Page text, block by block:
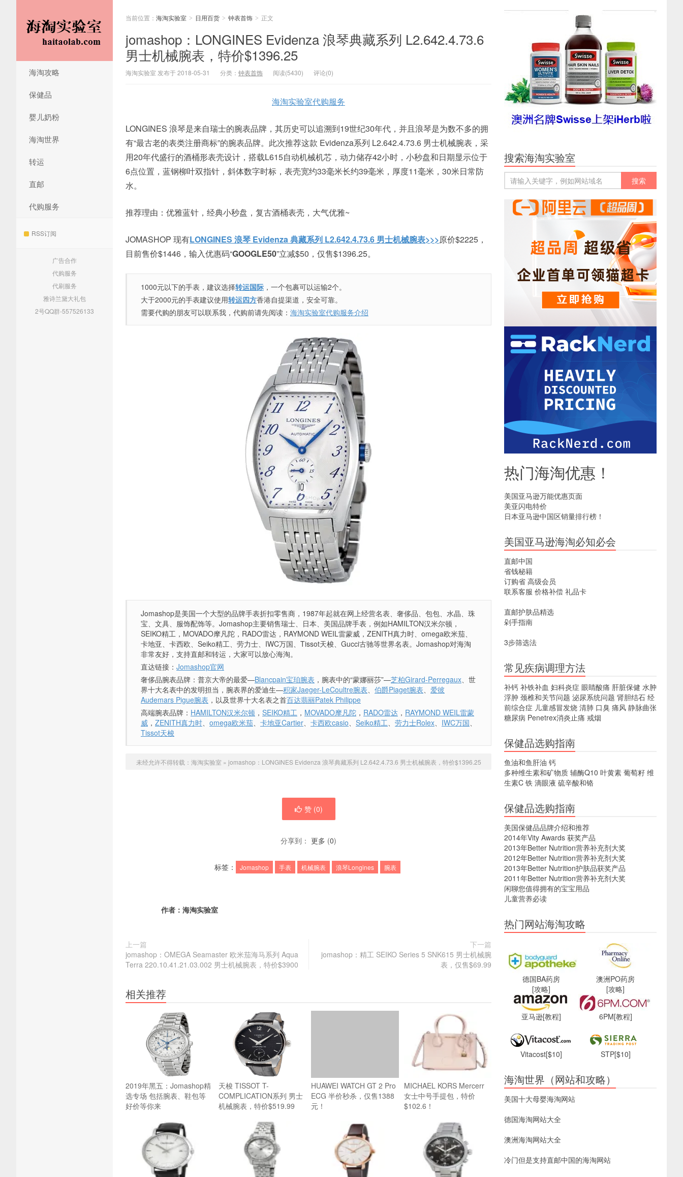
海淘攻略
保健品
婴儿奶粉
海淘世界
转运
直邮
代购服务
RSS订阅
广告合作
代购服务
代刷服务
雅诗兰黛大礼包
2号QQ群-557526133
当前位置： 海淘实验室 > 日用百货 > 钟表首饰 > 正文
jomashop：LONGINES Evidenza 浪琴典藏系列 L2.642.4.73.6
男士机械腕表，特价$1396.25
海淘实验室 发布于 2018-05-31 分类： 钟表首饰 阅读(5430) 评论(0)
海淘实验室代购服务
LONGINES 浪琴是来自瑞士的腕表品牌，其历史可以追溯到19世纪30年代，并且浪琴是为数不多的拥
有“最古老的表类注册商标”的腕表品牌。此次推荐这款 Evidenza系列 L2.642.4.73.6 男士机械腕表，采
用20年代盛行的酒桶形表壳设计，搭载L615自动机械机芯，动力储存42小时，小秒盘和日期显示位于
6点位置，蓝钢柳叶双指针，斜体数字时标，表壳宽约33毫米长约39毫米，厚度11毫米，30米日常防
水。
推荐理由：优雅蓝针，经典小秒盘，复古酒桶表壳，大气优雅~
JOMASHOP 现有LONGINES 浪琴 Evidenza 典藏系列 L2.642.4.73.6 男士机械腕表>>>原价$2225，
目前售价$1446，输入优惠码“GOOGLE50”立减$50，仅售$1396.25。
1000元以下的手表，建议选择转运国际 ，一个包裹可以运输2个。
大于2000元的手表建议使用转运四方香港自提渠道，安全可靠。
需要代购的朋友可以联系我，代购前请先阅读： 海淘实验室代购服务介绍
Jomashop是美国一个大型的品牌手表折扣零售商，1987年起就在网上经营名表、奢侈品、包包、水晶、珠
宝、文具、服饰配饰等。Jomashop主要销售瑞士、日本、美国品牌手表，例如HAMILTON汉米尔顿，
SEIKO精工，MOVADO摩凡陀，RADO雷达，RAYMOND WEIL雷蒙威，ZENITH真力时、omega欧米茄、
卡地亚、卡西欧、Seiko精工、劳力士、IWC万国、Tissot天梭、Gucci古驰等世界名表。Jomashop对海淘
非常友好，支持直邮和转运，大家可以放心海淘。
直达链接： Jomashop官网
奢侈品腕表品牌：普京大帝的最爱—Blancpain宝珀腕表 ，腕表中的“蒙娜丽莎”—芝柏Girard-Perregaux、世
界十大名表中的发明担当，腕表界的爱迪生—积家Jaeger-LeCoultre腕表、 伯爵Piaget腕表、 爱彼
Audemars Pigue腕表 ，以及世界十大名表之首百达翡丽Patek Philippe
高端腕表品牌： HAMILTON汉米尔顿 ， SEIKO精工 ， MOVADO摩凡陀 ， RADO雷达 ， RAYMOND WEIL雷蒙
威 ， ZENITH真力时、 omega欧米茄、 卡地亚Cartier、 卡西欧casio、 Seiko精工、 劳力士Rolex、 IWC万国、
Tissot天梭
未经允许不得转载： 海淘实验室 » jomashop：LONGINES Evidenza 浪琴典藏系列 L2.642.4.73.6 男士机械腕表，特价$1396.25
赞 (0)
分享到： 更多 (0)
标签： Jomashop 手表 机械腕表 浪琴Longines 腕表
作者： 海淘实验室
上一篇
jomashop：OMEGA Seamaster 欧米茄海马系列 Aqua
Terra 220.10.41.21.03.002 男士机械腕表，特价$3900
下一篇
jomashop：精工 SEIKO Series 5 SNK615 男士机械腕
表，仅售$69.99
相关推荐
2019年黑五：Jomashop精
选专场 包括腕表、鞋包等
好价等你来
天梭 TISSOT T-
COMPLICATION系列 男士
机械腕表，特价$519.99
HUAWEI WATCH GT 2 Pro
ECG 半价秒杀，仅售1388
元！
MICHAEL KORS Mercerr
女士中号手提包，特价
$102.6！
搜索海淘实验室
热门海淘优惠！
美国亚马逊万能优惠页面
美亚闪电特价
日本亚马逊中国区销量排行榜！
美国亚马逊海淘必知必会
直邮中国
省钱秘籍
订购省 高级会员
联系客服 价格补偿 礼品卡
直邮护肤品精选
剁手指南
3步筛选法
常见疾病调理方法
补钙 补铁补血 妇科炎症 眼睛酸痛 肝脏保健 水肿
浮肿 颈椎和关节问题 泌尿系统问题 肾胆结石 经
前综合症 儿童感冒发烧 清肺 口臭 痛风 静脉曲张
糖尿病 Penetrex消炎止痛 戒烟
保健品选购指南
鱼油和鱼肝油 钙
多种维生素和矿物质 辅酶Q10 叶黄素 葡萄籽 维
生素C 铁 滴眼液 硫辛酸和铬
保健品选购指南
美国保健品品牌介绍和推荐
2014年Vity Awards 获奖产品
2013年Better Nutrition营养补充剂大奖
2012年Better Nutrition营养补充剂大奖
2013年Better Nutrition护肤品获奖产品
2011年Better Nutrition营养补充剂大奖
闲聊您值得拥有的宝宝用品
儿童营养必读
热门网站海淘攻略
德国BA药房
[攻略]
澳洲PO药房
[攻略]
亚马逊[教程] 6PM[教程]
Vitacost[$10] STP[$10]
海淘世界（网站和攻略）
美国十大母婴海淘网站
德国海淘网站大全
澳洲海淘网站大全
冷门但是支持直邮中国的海淘网站